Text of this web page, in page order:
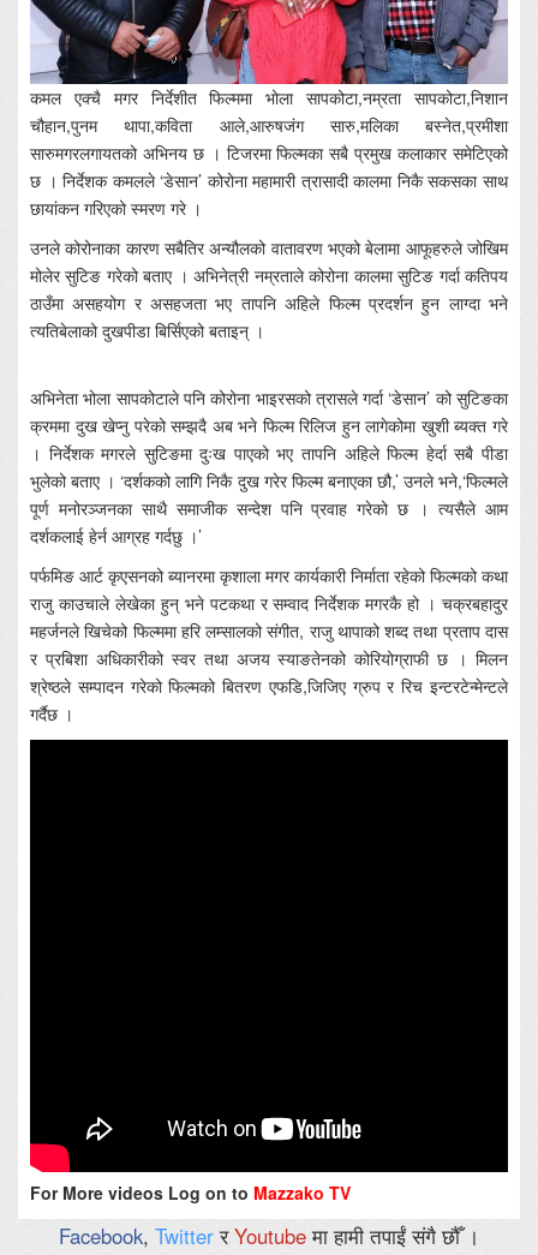
कमल एक्चै मगर निर्देशीत फिल्ममा भोला सापकोटा,नम्रता सापकोटा,निशान
चौहान,पुनम थापा,कविता आले,आरुषजंग सारु,मलिका बस्नेत,प्रमीशा
सारुमगरलगायतको अभिनय छ । टिजरमा फिल्मका सबै प्रमुख कलाकार समेटिएको
छ । निर्देशक कमलले ‘डेसान’ कोरोना महामारी त्रासादी कालमा निकै सकसका साथ
छायांकन गरिएको स्मरण गरे ।
उनले कोरोनाका कारण सबैतिर अन्यौलको वातावरण भएको बेलामा आफूहरुले जोखिम
मोलेर सुटिङ गरेको बताए । अभिनेत्री नम्रताले कोरोना कालमा सुटिङ गर्दा कतिपय
ठाउँमा असहयोग र असहजता भए तापनि अहिले फिल्म प्रदर्शन हुन लाग्दा भने
त्यतिबेलाको दुखपीडा बिर्सिएको बताइन् ।
अभिनेता भोला सापकोटाले पनि कोरोना भाइरसको त्रासले गर्दा ‘डेसान’ को सुटिङका
क्रममा दुख खेप्नु परेको सम्झदै अब भने फिल्म रिलिज हुन लागेकोमा खुशी ब्यक्त गरे
। निर्देशक मगरले सुटिङमा दुःख पाएको भए तापनि अहिले फिल्म हेर्दा सबै पीडा
भुलेको बताए । ‘दर्शकको लागि निकै दुख गरेर फिल्म बनाएका छौ,’ उनले भने,‘फिल्मले
पूर्ण मनोरञ्जनका साथै समाजीक सन्देश पनि प्रवाह गरेको छ । त्यसैले आम
दर्शकलाई हेर्न आग्रह गर्दछु ।’
पर्फमिङ आर्ट कृएसनको ब्यानरमा कृशाला मगर कार्यकारी निर्माता रहेको फिल्मको कथा
राजु काउचाले लेखेका हुन् भने पटकथा र सम्वाद निर्देशक मगरकै हो । चक्रबहादुर
महर्जनले खिचेको फिल्ममा हरि लम्सालको संगीत, राजु थापाको शब्द तथा प्रताप दास
र प्रबिशा अधिकारीको स्वर तथा अजय स्याङतेनको कोरियोग्राफी छ । मिलन
श्रेष्ठले सम्पादन गरेको फिल्मको बितरण एफडि,जिजिए ग्रुप र रिच इन्टरटेन्मेन्टले
गर्दैछ ।
For More videos Log on to Mazzako TV
Facebook, TwitterरYoutubeमा हामी तपाईं संगै छौँ ।